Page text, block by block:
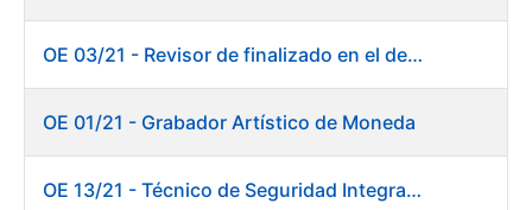
OE 03/21 - Revisor de finalizado en el departamento Fábrica de Papel - Burgos
OE 01/21 - Grabador Artístico de Moneda
OE 13/21 - Técnico de Seguridad Integral (Centro de Trabajo de Burgos)